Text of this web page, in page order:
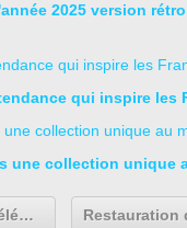
2025 version
qui inspire les
une collection unique
Microsoft rachète NOKIA, de futurs téléphones de collection en perspective ;o)